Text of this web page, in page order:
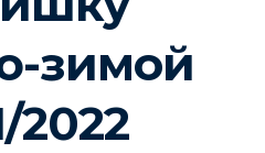
зимой
2022